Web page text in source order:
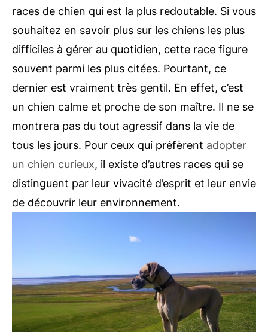
races de chien qui est la plus redoutable. Si vous
souhaitez en savoir plus sur les chiens les plus
difficiles à gérer au quotidien, cette race figure
souvent parmi les plus citées. Pourtant, ce
dernier est vraiment très gentil. En effet, c’est
un chien calme et proche de son maître. Il ne se
montrera pas du tout agressif dans la vie de
tous les jours. Pour ceux qui préfèrent adopter
un chien curieux, il existe d’autres races qui se
distinguent par leur vivacité d’esprit et leur envie
de découvrir leur environnement.